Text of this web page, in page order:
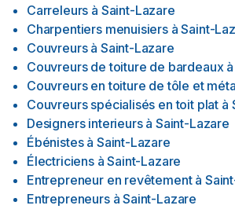
Carreleurs à Saint-Lazare
Charpentiers menuisiers à Saint-
Couvreurs à Saint-Lazare
Couvreurs de toiture de bardeaux à
Couvreurs en toiture de tôle et
Couvreurs spécialisés en toit plat à
Designers interieurs à Saint-Lazare
Ébénistes à Saint-Lazare
Électriciens à Saint-Lazare
Entrepreneur en revêtement à
Entrepreneurs à Saint-Lazare